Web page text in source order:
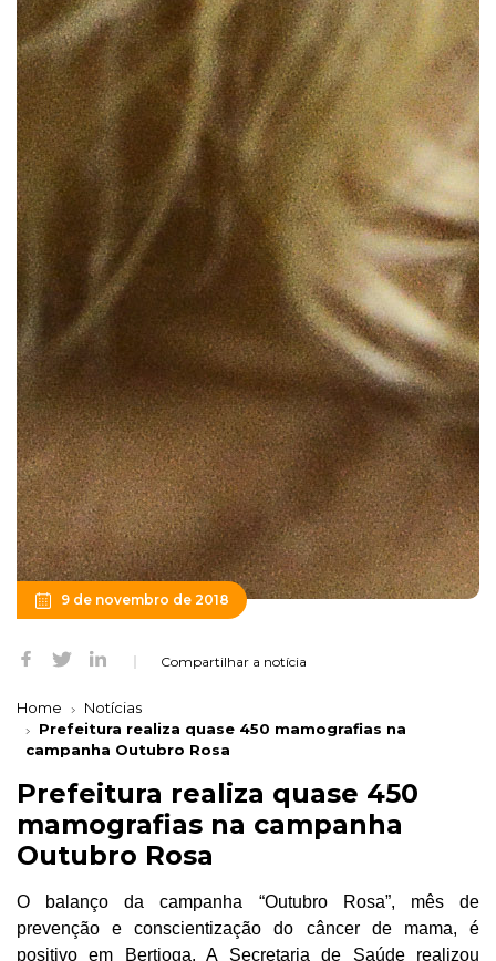
9 de novembro de 2018
Compartilhar a notícia
Home
Notícias
Prefeitura realiza quase 450 mamografias na
campanha Outubro Rosa
Prefeitura realiza quase 450
mamografias na campanha
Outubro Rosa
O balanço da campanha “Outubro Rosa”, mês de
prevenção e conscientização do câncer de mama, é
positivo em Bertioga. A Secretaria de Saúde realizou